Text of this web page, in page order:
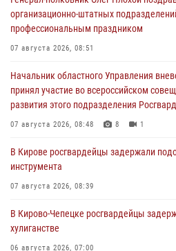
организационно-штатных
профессиональным праздником
07 августа 2026, 08:51
Начальник областного Управления
принял участие во всероссийском
развития этого подразделения
07 августа 2026, 08:48 8 1
В Кирове росгвардейцы задержали
инструмента
07 августа 2026, 08:39
В Кирово-Чепецке росгвардейцы
хулиганстве
06 августа 2026, 07:00